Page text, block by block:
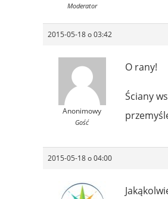
Moderator
2015-05-18 o 03:42
Anonimowy
Gość
O rany!
Ściany
2015-05-18 o 04:00